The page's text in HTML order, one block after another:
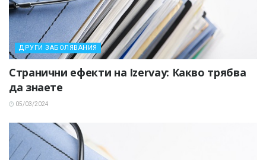
ДРУГИ ЗАБОЛЯВАНИЯ
Странични ефекти на Izervay: Какво трябва
да знаете
05/03/2024